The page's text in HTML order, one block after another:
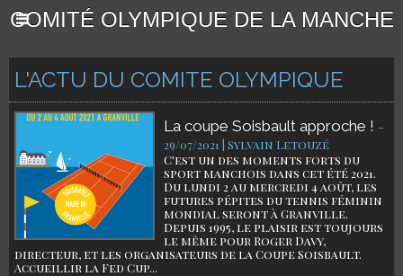
COMITÉ OLYMPIQUE DE LA MANCHE
L'ACTU DU COMITE OLYMPIQUE
La coupe Soisbault approche ! -
29/07/2021 | Sylvain Letouzé
C'est un des moments forts du
sport manchois dans cet été 2021.
Du lundi 2 au mercredi 4 août, les
futures pépites du tennis féminin
mondial seront à Granville.
Depuis 1995, le plaisir est toujours
le même pour Roger Davy,
directeur, et les organisateurs de la Coupe Soisbault.
Accueillir la Fed Cup...